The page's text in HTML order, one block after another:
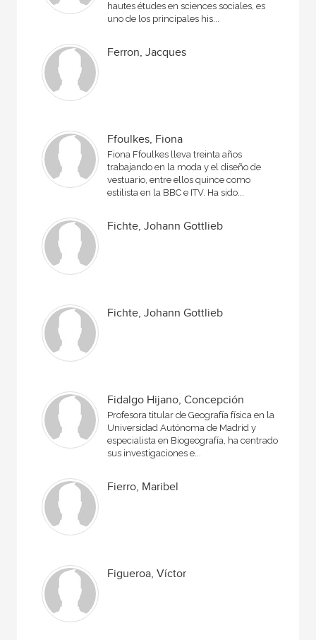
hautes études en sciences sociales, es
uno de los principales his...
Ferron, Jacques
Ffoulkes, Fiona
Fiona Ffoulkes lleva treinta años
trabajando en la moda y el diseño de
vestuario, entre ellos quince como
estilista en la BBC e ITV. Ha sido...
Fichte, Johann Gottlieb
Fichte, Johann Gottlieb
Fidalgo Hijano, Concepción
Profesora titular de Geografía física en la
Universidad Autónoma de Madrid y
especialista en Biogeografía, ha centrado
sus investigaciones e...
Fierro, Maribel
Figueroa, Víctor